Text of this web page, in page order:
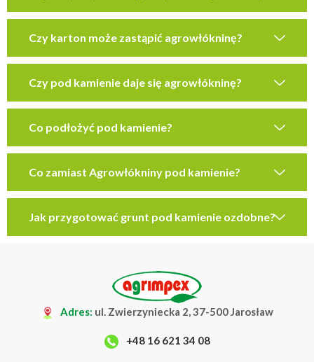
Czy karton może zastąpić agrowłókninę?
Czy pod kamienie daje się agrowłókninę?
Co podłożyć pod kamienie?
Co zamiast Agrowłókniny pod kamienie?
Jak przygotować grunt pod kamienie ozdobne?
Adres: ul. Zwierzyniecka 2, 37-500 Jarosław
+48 16 621 34 08